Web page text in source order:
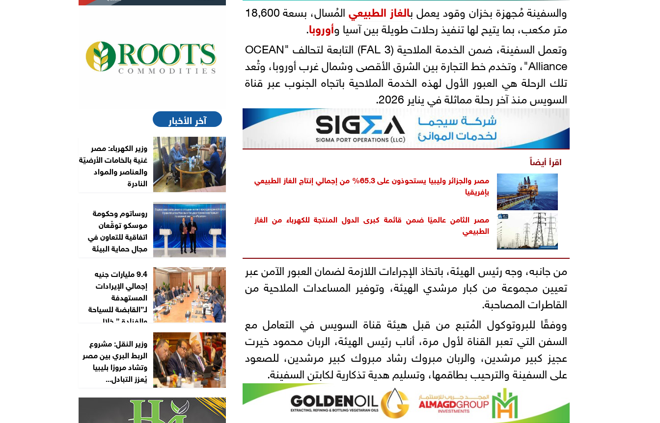
والسفينة مُجهزة بخزان وقود يعمل بالغاز الطبيعي
المُسال، بسعة 18,600
متر مكعب، بما يتيح لها تنفيذ رحلات طويلة بين آسيا وأوروبا.
وتعمل السفينة، ضمن الخدمة الملاحية (3 FAL) التابعة لتحالف "OCEAN
Alliance"، وتخدم خط التجارة بين الشرق الأقصى وشمال غرب أوروبا، وتُعد
تلك الرحلة هي العبور الأول لهذه الخدمة الملاحية باتجاه الجنوب عبر قناة
السويس منذ آخر رحلة مماثلة في يناير 2026.
اقرأ أيضاً
مصر والجزائر وليبيا يستحوذون على 65.3% من إجمالي إنتاج الغاز الطبيعي
بإفريقيا
مصر الثامن عالميًا ضمن قائمة كبرى الدول المنتجة للكهرباء من الغاز
الطبيعي
من جانبه، وجه رئيس الهيئة، باتخاذ الإجراءات اللازمة لضمان العبور الآمن عبر
تعيين مجموعة من كبار مرشدي الهيئة، وتوفير المساعدات الملاحية من
القاطرات المصاحبة.
ووفقًا للبروتوكول المُتبع من قبل هيئة قناة السويس في التعامل مع
السفن التي تعبر القناة لأول مرة، أناب رئيس الهيئة، الربان محمود خيرت
عجيز كبير مرشدين، والربان مبروك رشاد مبروك كبير مرشدين، للصعود
على السفينة والترحيب بطاقمها، وتسليم هدية تذكارية لكابتن السفينة.
آخر الأخبار
وزير الكهرباء: مصر
غنية بالخامات الأرضيّة
والعناصر والمواد
النادرة
روساتوم وحكومة
موسكو توقّعان
اتفاقية للتعاون في
مجال حماية البيئة
9.4 مليارات جنيه
إجمالي الإيرادات
المستهدفة
لـ”القابضة للسياحة
والفنادق” خلال
وزير النقل: مشروع
الربط البري بين مصر
وتشاد مرورًا بليبيا
يُعزز التبادل...